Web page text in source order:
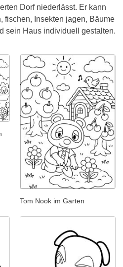
Dorf niederlässt. Er kann
fischen, Insekten jagen, Bäume
sein Haus individuell gestalten.
Tom Nook im Garten